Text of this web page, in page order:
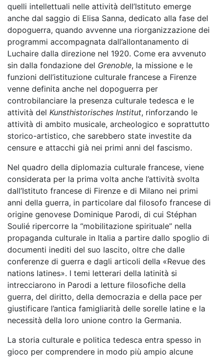
quelli intellettuali nelle attività dell’Istituto emerge
anche dal saggio di Elisa Sanna, dedicato alla fase del
dopoguerra, quando avvenne una riorganizzazione dei
programmi accompagnata dall’allontanamento di
Luchaire dalla direzione nel 1920. Come era avvenuto
sin dalla fondazione del Grenoble, la missione e le
funzioni dell’istituzione culturale francese a Firenze
venne definita anche nel dopoguerra per
controbilanciare la presenza culturale tedesca e le
attività del Kunsthistorisches Institut, rinforzando le
attività di ambito musicale, archeologico e soprattutto
storico-artistico, che sarebbero state investite da
censure e attacchi già nei primi anni del fascismo.
Nel quadro della diplomazia culturale francese, viene
considerata per la prima volta anche l’attività svolta
dall’Istituto francese di Firenze e di Milano nei primi
anni della guerra, in particolare dal filosofo francese di
origine genovese Dominique Parodi, di cui Stéphan
Soulié ripercorre la “mobilitazione spirituale” nella
propaganda culturale in Italia a partire dallo spoglio di
documenti inediti del suo lascito, oltre che dalle
conferenze di guerra e dagli articoli della «Revue des
nations latines». I temi letterari della latinità si
intrecciarono in Parodi a letture filosofiche della
guerra, del diritto, della democrazia e della pace per
giustificare l’antica famigliarità delle sorelle latine e la
necessità della loro unione contro la Germania.
La storia culturale e politica tedesca entra spesso in
gioco per comprendere in modo più ampio alcune